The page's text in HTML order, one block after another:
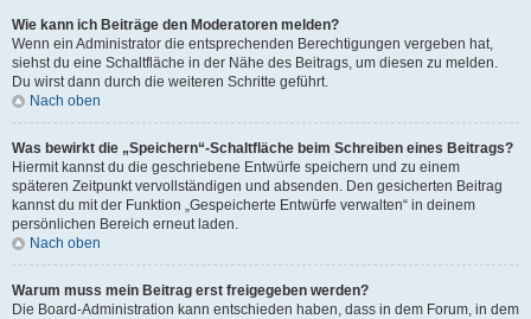
Wie kann ich Beiträge den Moderatoren melden?
Wenn ein Administrator die entsprechenden Berechtigungen vergeben hat,
siehst du eine Schaltfläche in der Nähe des Beitrags, um diesen zu melden.
Du wirst dann durch die weiteren Schritte geführt.
Nach oben
Was bewirkt die „Speichern“-Schaltfläche beim Schreiben eines Beitrags?
Hiermit kannst du die geschriebene Entwürfe speichern und zu einem
späteren Zeitpunkt vervollständigen und absenden. Den gesicherten Beitrag
kannst du mit der Funktion „Gespeicherte Entwürfe verwalten“ in deinem
persönlichen Bereich erneut laden.
Nach oben
Warum muss mein Beitrag erst freigegeben werden?
Die Board-Administration kann entschieden haben, dass in dem Forum, in dem